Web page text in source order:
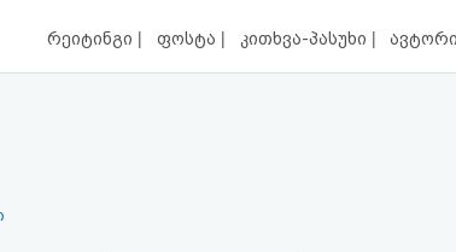
რეიტინგი | ფოსტა | კითხვა-პასუხი |